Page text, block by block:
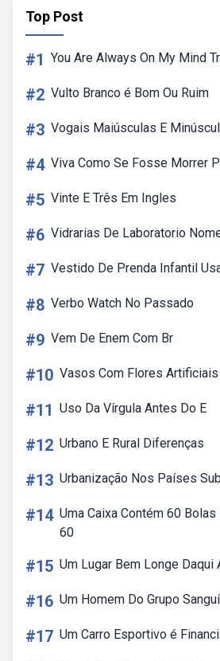
Top Post
#1 You Are Always On My Mind
#2 Vulto Branco é Bom Ou Ruim
#3 Vogais Maiúsculas E
#4 Viva Como Se Fosse Morrer
#5 Vinte E Três Em Ingles
#6 Vidrarias De Laboratorio
#7 Vestido De Prenda Infantil
#8 Verbo Watch No Passado
#9 Vem De Enem Com Br
#10 Vasos Com Flores Artificiais
#11 Uso Da Vírgula Antes Do E
#12 Urbano E Rural Diferenças
#13 Urbanização Nos Países
#14 Uma Caixa Contém 60
60
#15 Um Lugar Bem Longe
#16 Um Homem Do Grupo
#17 Um Carro Esportivo é